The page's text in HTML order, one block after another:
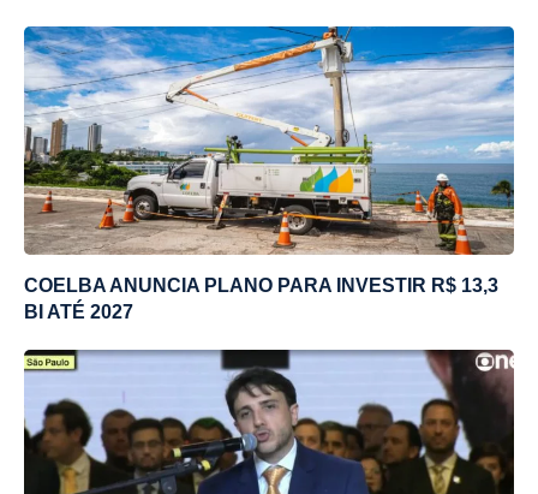
COELBA ANUNCIA PLANO PARA INVESTIR R$ 13,3
BI ATÉ 2027